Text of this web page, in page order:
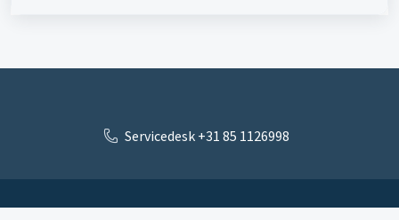
Servicedesk +31 85 1126998